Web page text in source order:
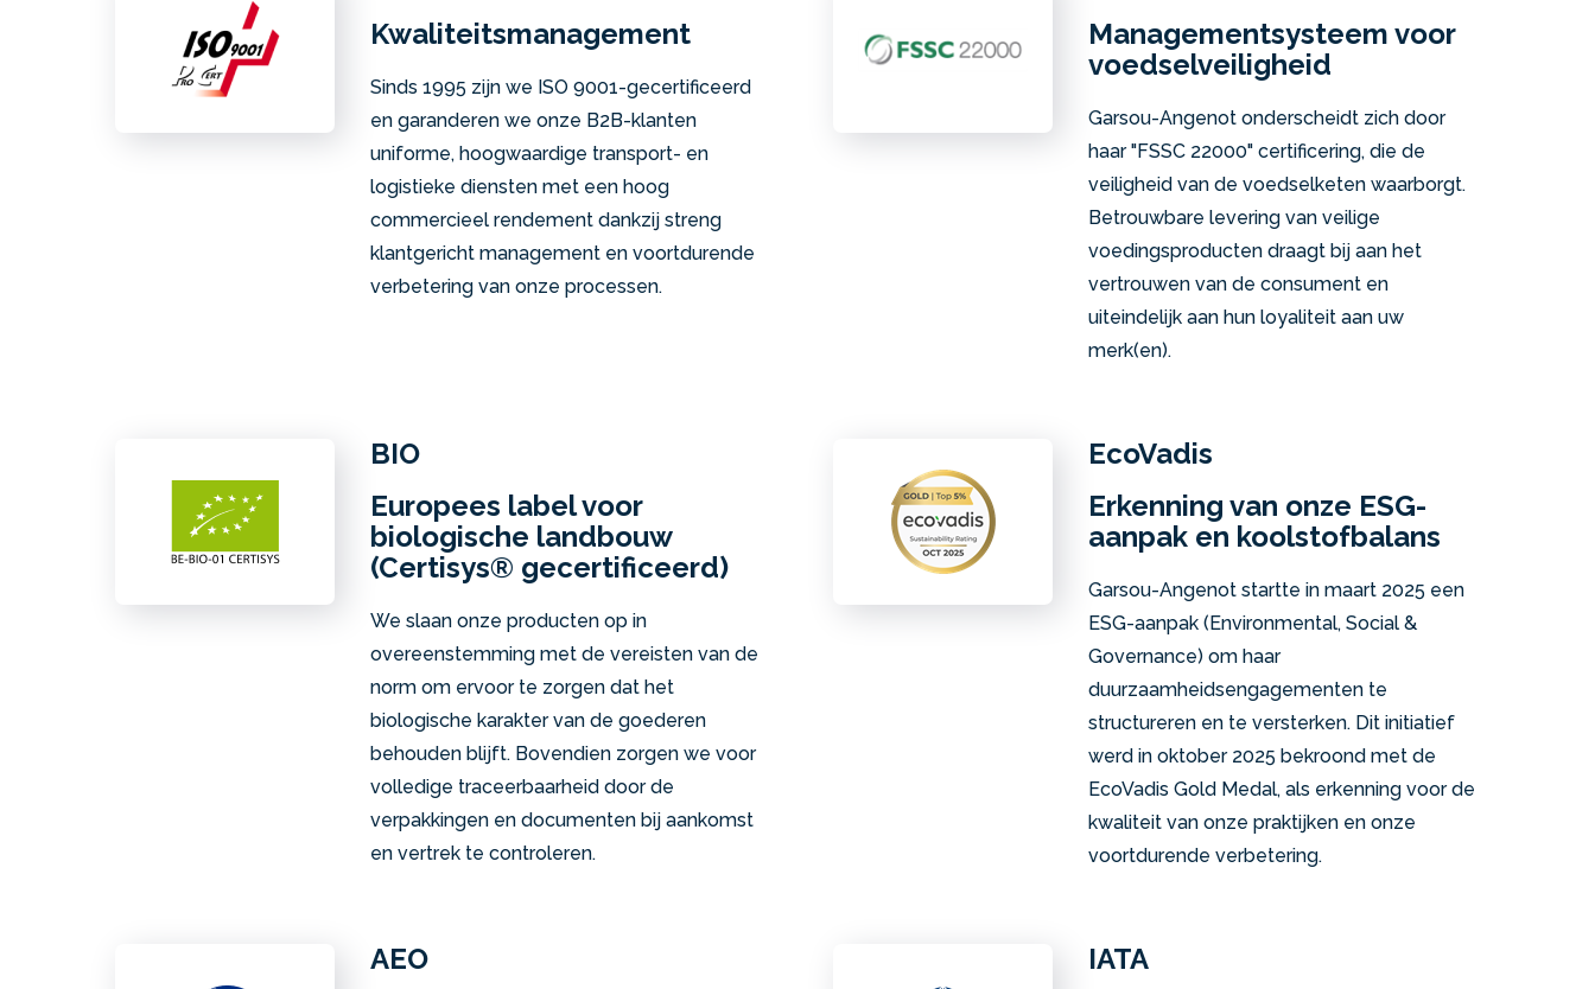
Kwaliteitsmanagement
Sinds 1995 zijn we ISO 9001-gecertificeerd
en garanderen we onze B2B-klanten
uniforme, hoogwaardige transport- en
logistieke diensten met een hoog
commercieel rendement dankzij streng
klantgericht management en voortdurende
verbetering van onze processen.
Managementsysteem voor
voedselveiligheid
Garsou-Angenot onderscheidt zich door
haar "FSSC 22000" certificering, die de
veiligheid van de voedselketen waarborgt.
Betrouwbare levering van veilige
voedingsproducten draagt bij aan het
vertrouwen van de consument en
uiteindelijk aan hun loyaliteit aan uw
merk(en).
BIO
Europees label voor
biologische landbouw
(Certisys® gecertificeerd)
We slaan onze producten op in
overeenstemming met de vereisten van de
norm om ervoor te zorgen dat het
biologische karakter van de goederen
behouden blijft. Bovendien zorgen we voor
volledige traceerbaarheid door de
verpakkingen en documenten bij aankomst
en vertrek te controleren.
EcoVadis
Erkenning van onze ESG-
aanpak en koolstofbalans
Garsou-Angenot startte in maart 2025 een
ESG-aanpak (Environmental, Social &
Governance) om haar
duurzaamheidsengagementen te
structureren en te versterken. Dit initiatief
werd in oktober 2025 bekroond met de
EcoVadis Gold Medal, als erkenning voor de
kwaliteit van onze praktijken en onze
voortdurende verbetering.
AEO
IATA